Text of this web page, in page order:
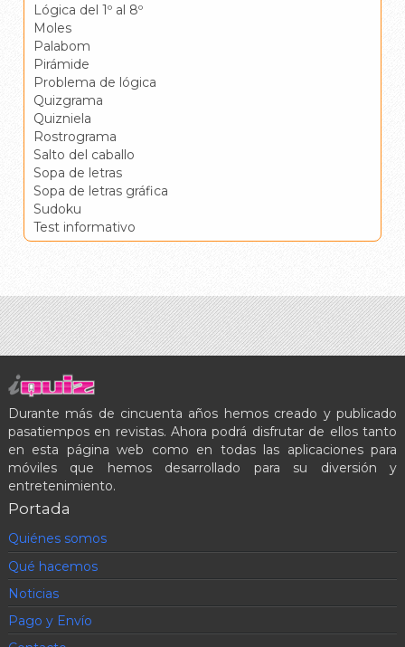
Lógica del 1º al 8º
Moles
Palabom
Pirámide
Problema de lógica
Quizgrama
Quizniela
Rostrograma
Salto del caballo
Sopa de letras
Sopa de letras gráfica
Sudoku
Test informativo
Durante más de cincuenta años hemos creado y publicado
pasatiempos en revistas. Ahora podrá disfrutar de ellos tanto
en esta página web como en todas las aplicaciones para
móviles que hemos desarrollado para su diversión y
entretenimiento.
Portada
Quiénes somos
Qué hacemos
Noticias
Pago y Envío